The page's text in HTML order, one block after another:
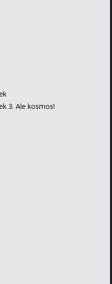
3. Ale kosmos!